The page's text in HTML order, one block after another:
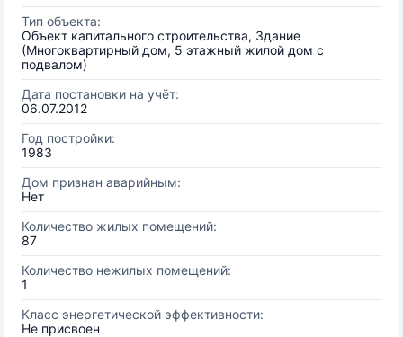
Тип объекта:
Объект капитального строительства, Здание
(Многоквартирный дом, 5 этажный жилой дом с
подвалом)
Дата постановки на учёт:
06.07.2012
Год постройки:
1983
Дом признан аварийным:
Нет
Количество жилых помещений:
87
Количество нежилых помещений:
1
Класс энергетической эффективности:
Не присвоен